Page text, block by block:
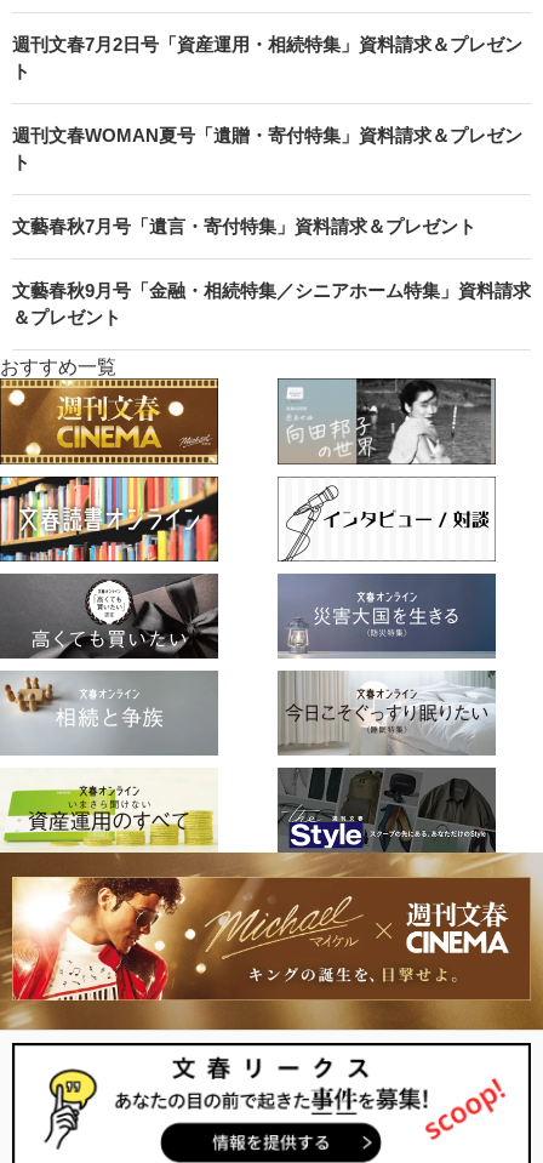
週刊文春7月2日号「資産運用・相続特集」資料請求＆プレゼン
ト
週刊文春WOMAN夏号「遺贈・寄付特集」資料請求＆プレゼン
ト
文藝春秋7月号「遺言・寄付特集」資料請求＆プレゼント
文藝春秋9月号「金融・相続特集／シニアホーム特集」資料請求
＆プレゼント
おすすめ一覧